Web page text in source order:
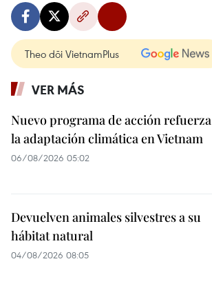
Theo dõi VietnamPlus
VER MÁS
Nuevo programa de acción refuerza
la adaptación climática en Vietnam
06/08/2026 05:02
Devuelven animales silvestres a su
hábitat natural
04/08/2026 08:05